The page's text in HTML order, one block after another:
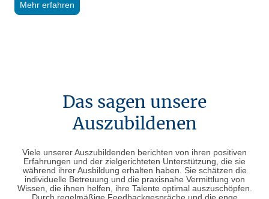
Mehr erfahren
Das sagen unsere
Auszubildenen
Viele unserer Auszubildenden berichten von ihren positiven
Erfahrungen und der zielgerichteten Unterstützung, die sie
während ihrer Ausbildung erhalten haben. Sie schätzen die
individuelle Betreuung und die praxisnahe Vermittlung von
Wissen, die ihnen helfen, ihre Talente optimal auszuschöpfen.